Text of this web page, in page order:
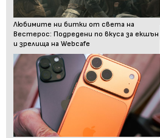
Любимите ни битки от света на
Вестерос: Подредени по вкуса за екшън
и зрелища на Webcafe